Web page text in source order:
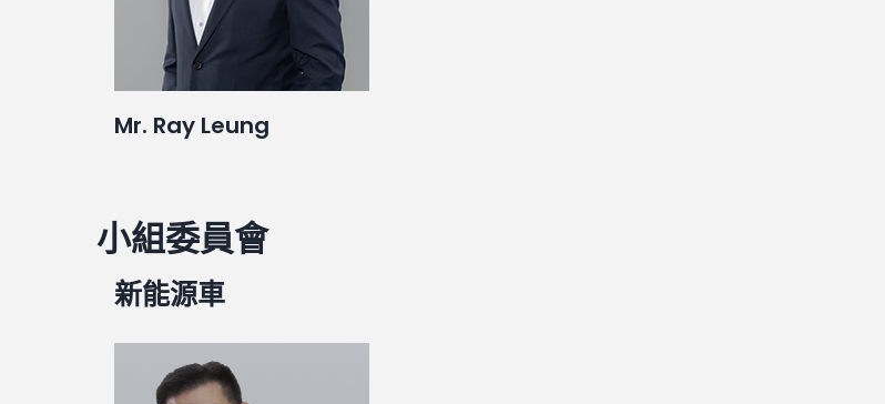
Mr. Ray Leung
小組委員會
新能源車